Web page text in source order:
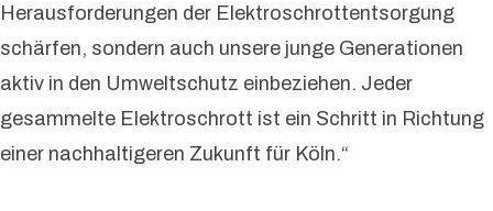
Herausforderungen der Elektroschrottentsorgung
schärfen, sondern auch unsere junge Generationen
aktiv in den Umweltschutz einbeziehen. Jeder
gesammelte Elektroschrott ist ein Schritt in Richtung
einer nachhaltigeren Zukunft für Köln.“